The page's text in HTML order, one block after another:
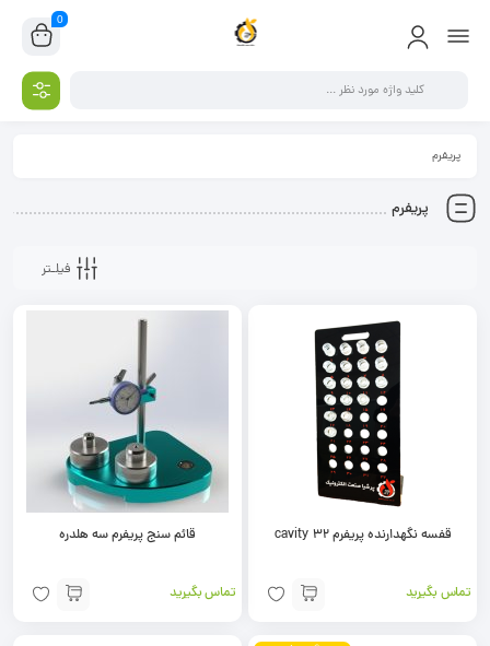
0
پریفرم
پریفرم
فیلـتر
قفسه نگهدارنده پریفرم 32 cavity
تماس بگیرید
قائم سنج پریفرم سه هلدره
تماس بگیرید